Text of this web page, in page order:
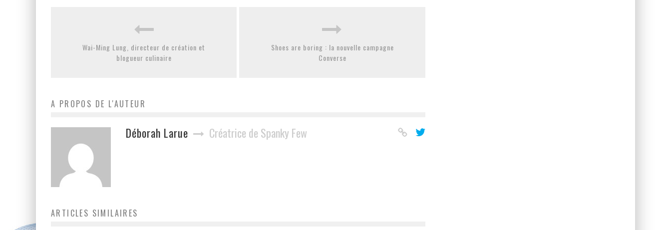
Wai-Ming Lung, directeur de création et
blogueur culinaire
Shoes are boring : la nouvelle campagne
Converse
A PROPOS DE L'AUTEUR
Déborah Larue Créatrice de Spanky Few
ARTICLES SIMILAIRES